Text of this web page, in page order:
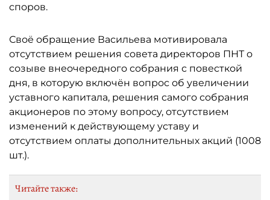
споров.
Своё обращение Васильева мотивировала
отсутствием решения совета директоров ПНТ о
созыве внеочередного собрания с повесткой
дня, в которую включён вопрос об увеличении
уставного капитала, решения самого собрания
акционеров по этому вопросу, отсутствием
изменений к действующему уставу и
отсутствием оплаты дополнительных акций (1008
шт.).
Читайте также: